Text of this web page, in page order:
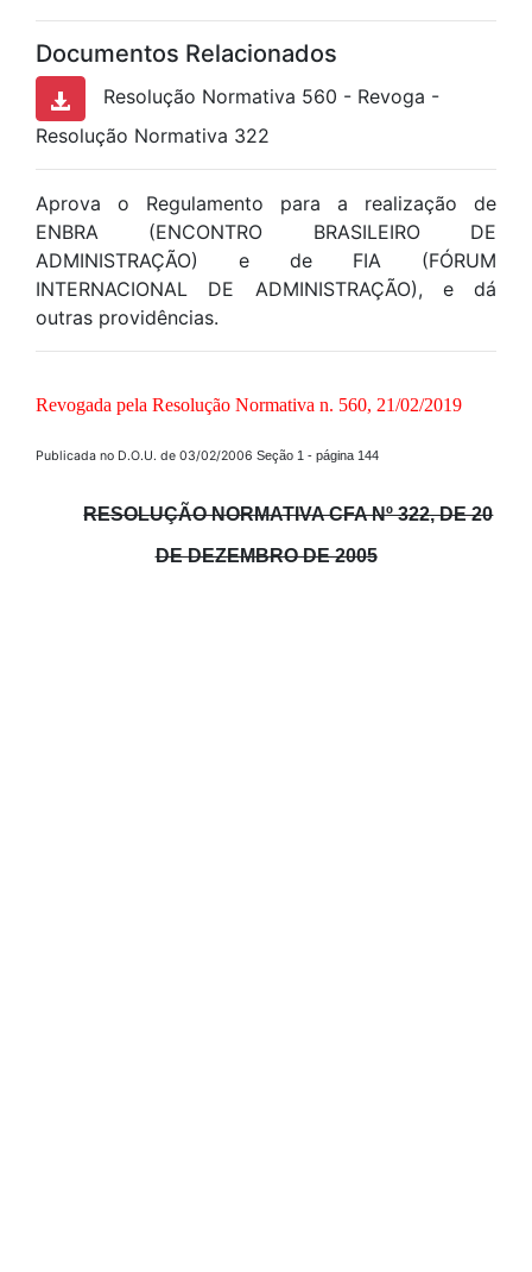
Documentos Relacionados
Resolução Normativa 560 - Revoga -
Resolução Normativa 322
Aprova o Regulamento para a realização de
ENBRA (ENCONTRO BRASILEIRO DE
ADMINISTRAÇÃO) e de FIA (FÓRUM
INTERNACIONAL DE ADMINISTRAÇÃO), e dá
outras providências.
Revogada pela Resolução Normativa n. 560, 21/02/2019
Publicada no D.O.U. de 03/02/2006 Seção 1 - página 144
RESOLUÇÃO NORMATIVA CFA Nº 322, DE 20
DE DEZEMBRO DE 2005